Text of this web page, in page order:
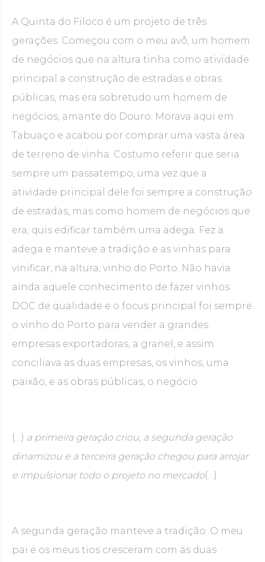
A Quinta do Filoco é um projeto de três
gerações. Começou com o meu avô, um homem
de negócios que na altura tinha como atividade
principal a construção de estradas e obras
públicas, mas era sobretudo um homem de
negócios, amante do Douro. Morava aqui em
Tabuaço e acabou por comprar uma vasta área
de terreno de vinha. Costumo referir que seria
sempre um passatempo, uma vez que a
atividade principal dele foi sempre a construção
de estradas, mas como homem de negócios que
era, quis edificar também uma adega. Fez a
adega e manteve a tradição e as vinhas para
vinificar, na altura, vinho do Porto. Não havia
ainda aquele conhecimento de fazer vinhos
DOC de qualidade e o focus principal foi sempre
o vinho do Porto para vender a grandes
empresas exportadoras, a granel, e assim
conciliava as duas empresas, os vinhos, uma
paixão, e as obras públicas, o negócio
(…) a primeira geração criou, a segunda geração
dinamizou e a terceira geração chegou para arrojar
e impulsionar todo o projeto no mercado(…)
A segunda geração manteve a tradição. O meu
pai e os meus tios cresceram com as duas